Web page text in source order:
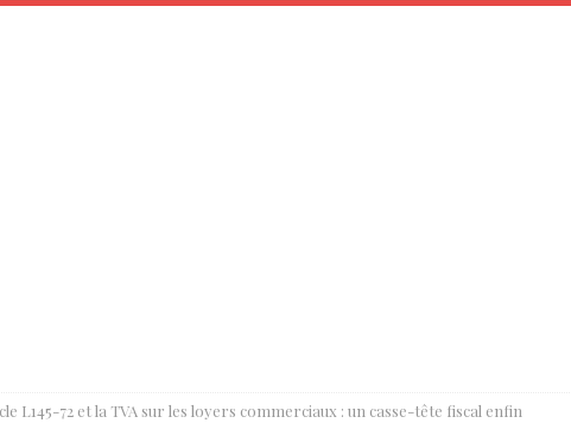
L145-72 et la TVA sur les loyers commerciaux : un casse-tête fiscal enfin